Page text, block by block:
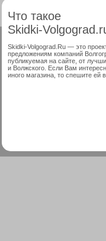
Что такое
Skidki-
Skidki-Volgograd.Ru — это
предложениям компаний
публикуемая на сайте, от
и Волжского. Если Вам
иного магазина, то спешите ей